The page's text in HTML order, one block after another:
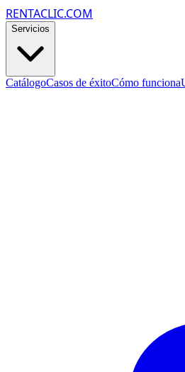
RENTACLIC.COM
Servicios
CatálogoCasos de éxitoCómo funciona